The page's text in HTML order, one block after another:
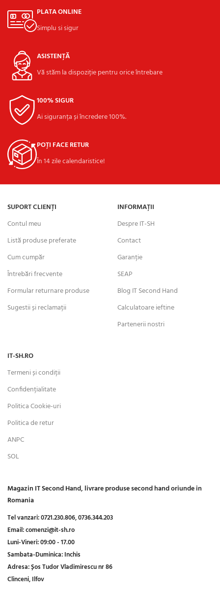
PLATA ONLINE
Simplu si sigur
ASISTENȚĂ
Vă stăm la dispoziție pentru orice întrebare
100% SIGUR
Ai siguranța și încredere 100%.
POȚI FACE RETUR
În 14 zile calendaristice!
SUPORT CLIENȚI
Contul meu
Listă produse preferate
Cum cumpăr
Întrebări frecvente
Formular returnare produse
Sugestii și reclamații
INFORMAȚII
Despre IT-SH
Contact
Garanție
SEAP
Blog IT Second Hand
Calculatoare ieftine
Partenerii nostri
IT-SH.RO
Termeni și condiții
Confidențialitate
Politica Cookie-uri
Politica de retur
ANPC
SOL
Magazin IT Second Hand, livrare produse second hand oriunde in
Romania
Tel vanzari:0721.230.806,0736.344.203
Email:comenzi@it-sh.ro
Luni-Vineri:09:00 - 17.00
Sambata-Duminica:Inchis
Adresa:Șos Tudor Vladimirescu nr 86
Clinceni, Ilfov